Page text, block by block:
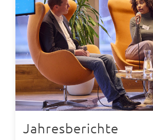
Jahresberichte